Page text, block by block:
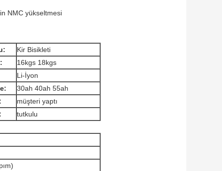
NMC yükseltmesi
Kir Bisikleti
16kgs 18kgs
Li-İyon
30ah 40ah 55ah
müşteri yaptı
tutkulu